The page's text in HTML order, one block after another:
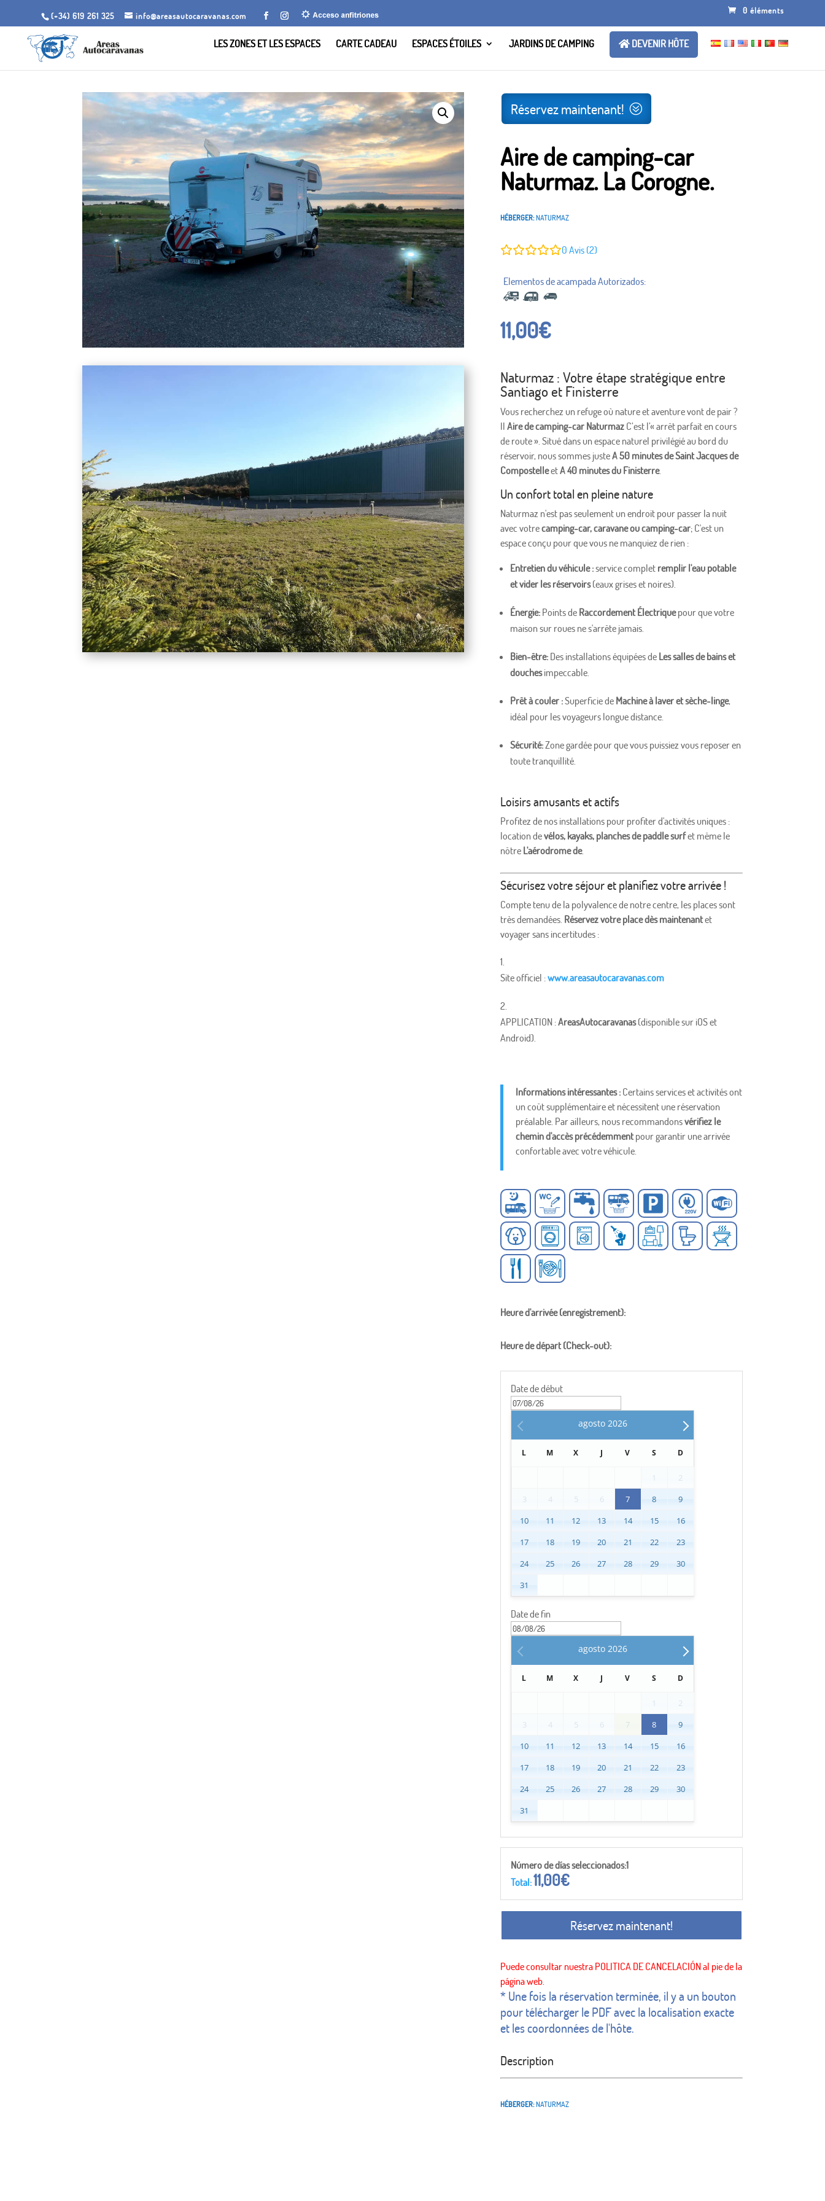
(+34) 619 261 325 info@areasautocaravanas.com
0 éléments
LES ZONES ET LES ESPACES CARTE CADEAU ESPACES ÉTOILES JARDINS DE CAMPING
DEVENIR HÔTE
Réservez maintenant!
Aire de camping-car
Naturmaz. La Corogne.
HÉBERGER:NATURMAZ
0 Avis (2)
11,00€
Naturmaz : Votre étape stratégique entre
Santiago et Finisterre
Vous recherchez un refuge où nature et aventure vont de pair ?
Il Aire de camping-car NaturmazC’est l’« arrêt parfait en cours
de route ». Situé dans un espace naturel privilégié au bord du
réservoir, nous sommes justeA 50 minutes de Saint Jacques de
CompostelleetA 40 minutes du Finisterre.
Un confort total en pleine nature
Naturmaz n'est pas seulement un endroit pour passer la nuit
avec votrecamping-car, caravane ou camping-car; C'est un
espace conçu pour que vous ne manquiez de rien :
Entretien du véhicule :service complet remplir l'eau potable
et vider les réservoirs(eaux grises et noires).
Énergie:Points de Raccordement Électriquepour que votre
maison sur roues ne s'arrête jamais.
Bien-être:Des installations équipées de Les salles de bains et
douchesimpeccable.
Prêt à couler :Superficie de Machine à laver et sèche-linge,
idéal pour les voyageurs longue distance.
Sécurité:Zone gardée pour que vous puissiez vous reposer en
toute tranquillité.
Loisirs amusants et actifs
Profitez de nos installations pour profiter d'activités uniques :
location devélos, kayaks, planches de paddle surfet même le
nôtre L'aérodrome de.
Sécurisez votre séjour et planifiez votre arrivée !
Compte tenu de la polyvalence de notre centre, les places sont
très demandées. Réservez votre place dès maintenantet
voyager sans incertitudes :
Site officiel :www.areasautocaravanas.com
APPLICATION :AreasAutocaravanas(disponible sur iOS et
Android).
Informations intéressantes :Certains services et activités ont
un coût supplémentaire et nécessitent une réservation
préalable. Par ailleurs, nous recommandonsvérifiez le
chemin d'accès précédemmentpour garantir une arrivée
confortable avec votre véhicule.
Heure d'arrivée (enregistrement):
Heure de départ (Check-out):
Date de début
agosto 2026
L M X J V S D
1
2
3
4 5 6 7 8
9
10
11 12 13 14 15
16
17
18 19 20 21 22
23
24
25 26 27 28 29
30
31
Date de fin
agosto 2026
L M X J V S D
1
2
3
4 5 6 7 8
9
10
11 12 13 14 15
16
17
18 19 20 21 22
23
24
25 26 27 28 29
30
31
Número de días seleccionados:1
Total:11,00€
Réservez maintenant!
* Une fois la réservation terminée, il y a un bouton
pour télécharger le PDF avec la localisation exacte
et les coordonnées de l'hôte.
Description
HÉBERGER:NATURMAZ